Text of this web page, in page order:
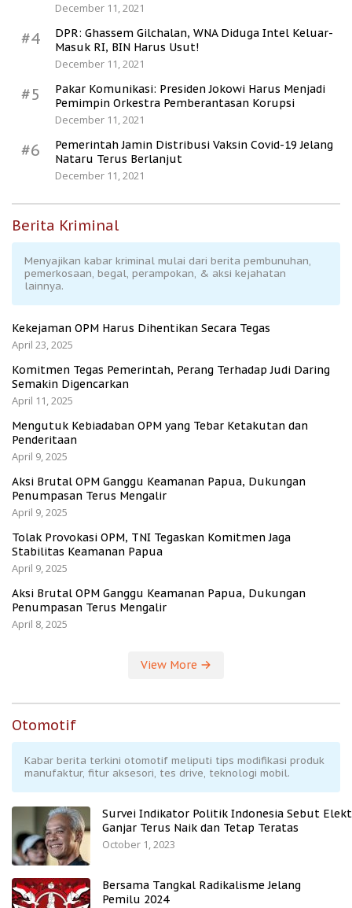
December 11, 2021
#4
DPR: Ghassem Gilchalan, WNA Diduga Intel Keluar-
Masuk RI, BIN Harus Usut!
December 11, 2021
#5
Pakar Komunikasi: Presiden Jokowi Harus Menjadi
Pemimpin Orkestra Pemberantasan Korupsi
December 11, 2021
#6
Pemerintah Jamin Distribusi Vaksin Covid-19 Jelang
Nataru Terus Berlanjut
December 11, 2021
Berita Kriminal
Menyajikan kabar kriminal mulai dari berita pembunuhan,
pemerkosaan, begal, perampokan, & aksi kejahatan
lainnya.
Kekejaman OPM Harus Dihentikan Secara Tegas
April 23, 2025
Komitmen Tegas Pemerintah, Perang Terhadap Judi Daring
Semakin Digencarkan
April 11, 2025
Mengutuk Kebiadaban OPM yang Tebar Ketakutan dan
Penderitaan
April 9, 2025
Aksi Brutal OPM Ganggu Keamanan Papua, Dukungan
Penumpasan Terus Mengalir
April 9, 2025
Tolak Provokasi OPM, TNI Tegaskan Komitmen Jaga
Stabilitas Keamanan Papua
April 9, 2025
Aksi Brutal OPM Ganggu Keamanan Papua, Dukungan
Penumpasan Terus Mengalir
April 8, 2025
View More
Otomotif
Kabar berita terkini otomotif meliputi tips modifikasi produk
manufaktur, fitur aksesori, tes drive, teknologi mobil.
Survei Indikator Politik Indonesia Sebut
Ganjar Terus Naik dan Tetap Teratas
October 1, 2023
Bersama Tangkal Radikalisme Jelang
Pemilu 2024